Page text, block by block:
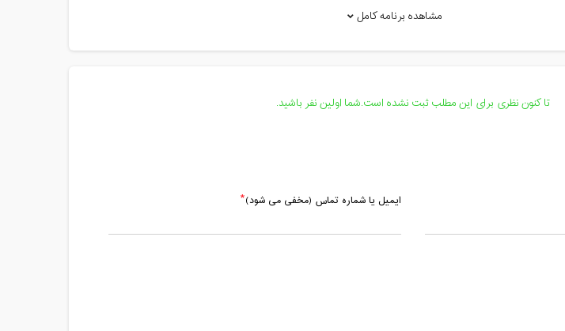
مدت کلاس : 02:00 ساعت
مشاهده برنامه کامل
تا کنون نظری برای این مطلب ثبت نشده است.شما اولین نفر باشید.
ایمیل یا شماره تماس (مخفی می شود)